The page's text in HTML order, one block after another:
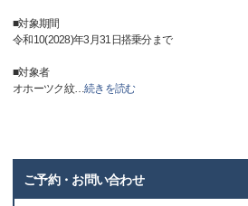
■対象期間
令和10(2028)年3月31日搭乗分まで
■対象者
オホーツク紋…続きを読む
ご予約・お問い合わせ